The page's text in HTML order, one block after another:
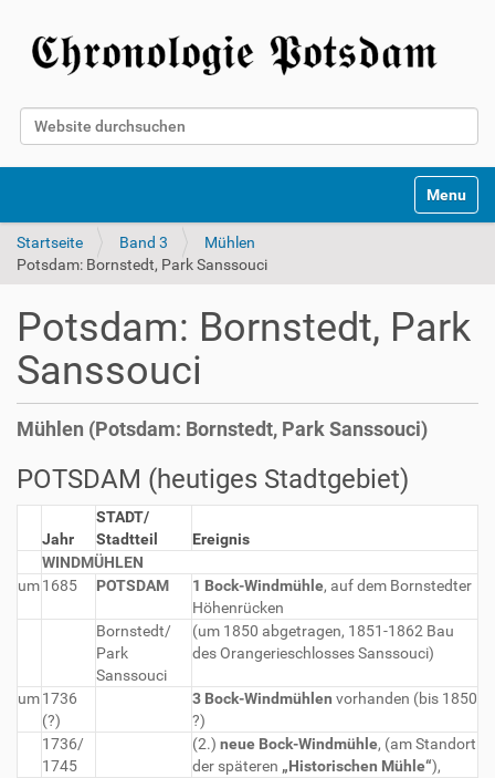
Website durchsuchen
Toggle
Startseite Band 3
Mühlen
Potsdam: Bornstedt, Park Sanssouci
Potsdam: Bornstedt, Park
Sanssouci
Mühlen (Potsdam: Bornstedt, Park Sanssouci)
POTSDAM (heutiges Stadtgebiet)
Jahr
STADT/
Stadtteil
Ereignis
WINDMÜHLEN
um1685 POTSDAM 1 Bock-Windmühle, auf dem Bornstedter
Höhenrücken
Bornstedt/
Park
Sanssouci
(um 1850 abgetragen, 1851-1862 Bau
des Orangerieschlosses Sanssouci)
um1736
(?)
3 Bock-Windmühlen vorhanden (bis 1850
?)
1736/
1745
(2.) neue Bock-Windmühle, (am Standort
der späteren „Historischen Mühle“),